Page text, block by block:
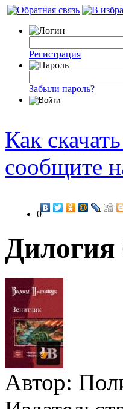
Регистрация
Забыли пароль?
Как
сообщите
0
Дилогия
Автор: